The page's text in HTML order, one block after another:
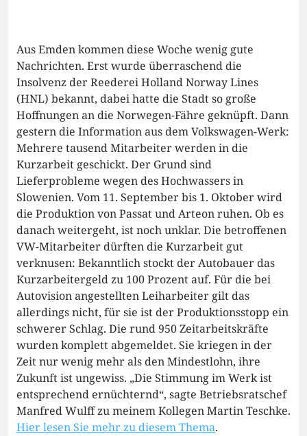
Aus Emden kommen diese Woche wenig gute
Nachrichten. Erst wurde überraschend die
Insolvenz der Reederei Holland Norway Lines
(HNL) bekannt, dabei hatte die Stadt so große
Hoffnungen an die Norwegen-Fähre geknüpft. Dann
gestern die Information aus dem Volkswagen-Werk:
Mehrere tausend Mitarbeiter werden in die
Kurzarbeit geschickt. Der Grund sind
Lieferprobleme wegen des Hochwassers in
Slowenien. Vom 11. September bis 1. Oktober wird
die Produktion von Passat und Arteon ruhen. Ob es
danach weitergeht, ist noch unklar. Die betroffenen
VW-Mitarbeiter dürften die Kurzarbeit gut
verknusen: Bekanntlich stockt der Autobauer das
Kurzarbeitergeld zu 100 Prozent auf. Für die bei
Autovision angestellten Leiharbeiter gilt das
allerdings nicht, für sie ist der Produktionsstopp ein
schwerer Schlag. Die rund 950 Zeitarbeitskräfte
wurden komplett abgemeldet. Sie kriegen in der
Zeit nur wenig mehr als den Mindestlohn, ihre
Zukunft ist ungewiss. „Die Stimmung im Werk ist
entsprechend ernüchternd“, sagte Betriebsratschef
Manfred Wulff zu meinem Kollegen Martin Teschke.
Hier lesen Sie mehr zu diesem Thema.